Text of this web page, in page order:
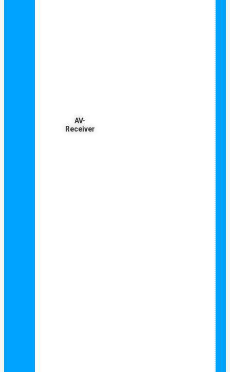
AV-
Receiver